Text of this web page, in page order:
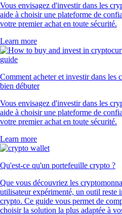
Vous envisagez d'investir dans les
aide à choisir une plateforme de
votre premier achat en toute sécurité.
Learn more
Comment acheter et investir dans les
bien débuter
Vous envisagez d'investir dans les
aide à choisir une plateforme de
votre premier achat en toute sécurité.
Learn more
Qu'est-ce qu'un portefeuille crypto ?
Que vous découvriez les
utilisateur expérimenté, un outil reste
crypto. Ce guide vous permet de
choisir la solution la plus adaptée à